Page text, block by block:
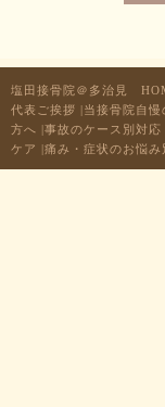
塩田接骨院＠多治見
代表ご挨拶 |当接骨院自慢
方へ |事故のケース別対応
ケア |痛み・症状のお悩み